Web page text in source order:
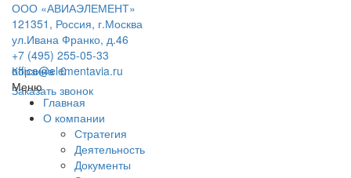
ООО «АВИАЭЛЕМЕНТ»
121351, Россия, г.Москва
ул.Ивана Франко, д.46
+7 (495) 255-05-33
office@elementavia.ru
Заказать звонок
Корзина0
Меню
Главная
О компании
Стратегия
Деятельность
Документы